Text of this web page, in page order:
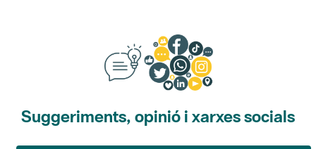
Suggeriments, opinió i xarxes socials
Suggeriments